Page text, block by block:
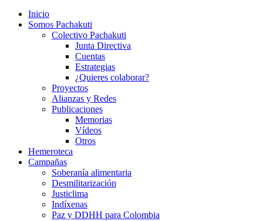
Inicio
Somos Pachakuti
Colectivo Pachakuti
Junta Directiva
Cuentas
Estrategias
¿Quieres colaborar?
Proyectos
Alianzas y Redes
Publicaciones
Memorias
Vídeos
Otros
Hemeroteca
Campañas
Soberanía alimentaria
Desmilitarización
Justiclima
Indíxenas
Paz y DDHH para Colombia